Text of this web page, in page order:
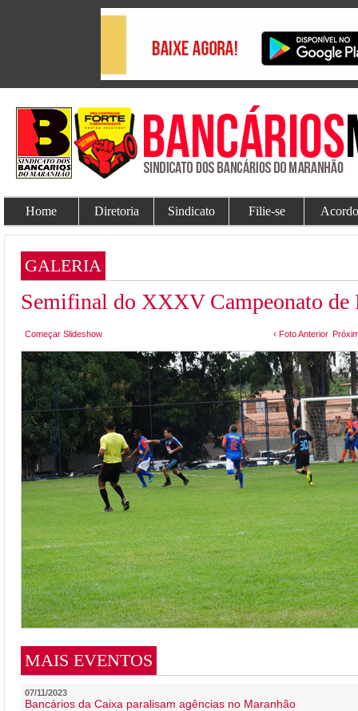
Home Diretoria Sindicato Filie-se
GALERIA
Semifinal do XXXV Campeonato de
Começar Slideshow ‹ Foto Anterior
MAIS EVENTOS
07/11/2023
Bancários da Caixa paralisam agências no Maranhão